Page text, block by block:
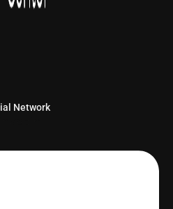
Network